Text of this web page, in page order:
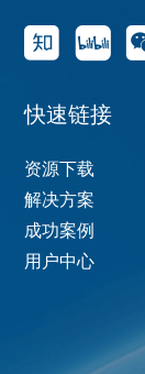
快速链接
资源下载
解决方案
成功案例
用户中心